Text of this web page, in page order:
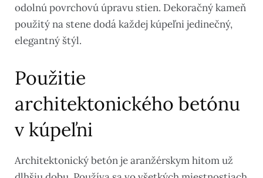
odolnú povrchovú úpravu stien. Dekoračný kameň
použitý na stene dodá každej kúpeľni jedinečný,
elegantný štýl.
Použitie
architektonického betónu
v kúpeľni
Architektonický betón je aranžérskym hitom už